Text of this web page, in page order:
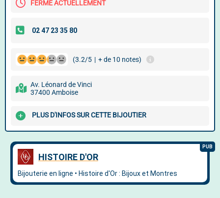
FERMÉ ACTUELLEMENT
(3.2/5 | + de 10 notes)
Av. Léonard de Vinci
37400 Amboise
PLUS D'INFOS SUR CETTE BIJOUTIER